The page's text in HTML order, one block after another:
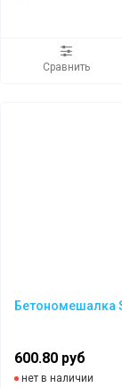
Сравнить
Бетономешалка
600.80 руб
нет в наличии